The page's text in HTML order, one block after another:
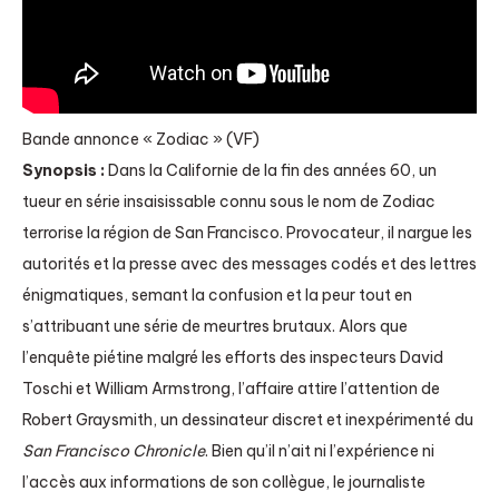
Bande annonce « Zodiac » (VF)
Synopsis : Dans la Californie de la fin des années 60, un
tueur en série insaisissable connu sous le nom de Zodiac
terrorise la région de San Francisco. Provocateur, il nargue les
autorités et la presse avec des messages codés et des lettres
énigmatiques, semant la confusion et la peur tout en
s’attribuant une série de meurtres brutaux. Alors que
l’enquête piétine malgré les efforts des inspecteurs David
Toschi et William Armstrong, l’affaire attire l’attention de
Robert Graysmith, un dessinateur discret et inexpérimenté du
San Francisco Chronicle. Bien qu’il n’ait ni l’expérience ni
l’accès aux informations de son collègue, le journaliste